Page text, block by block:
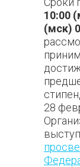
10:00
(мск)
28